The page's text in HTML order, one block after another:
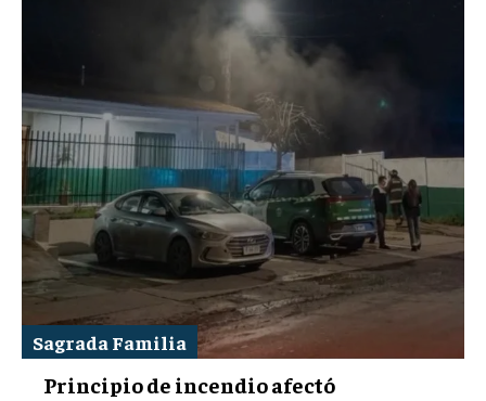
Sagrada Familia
Principio de incendio afectó